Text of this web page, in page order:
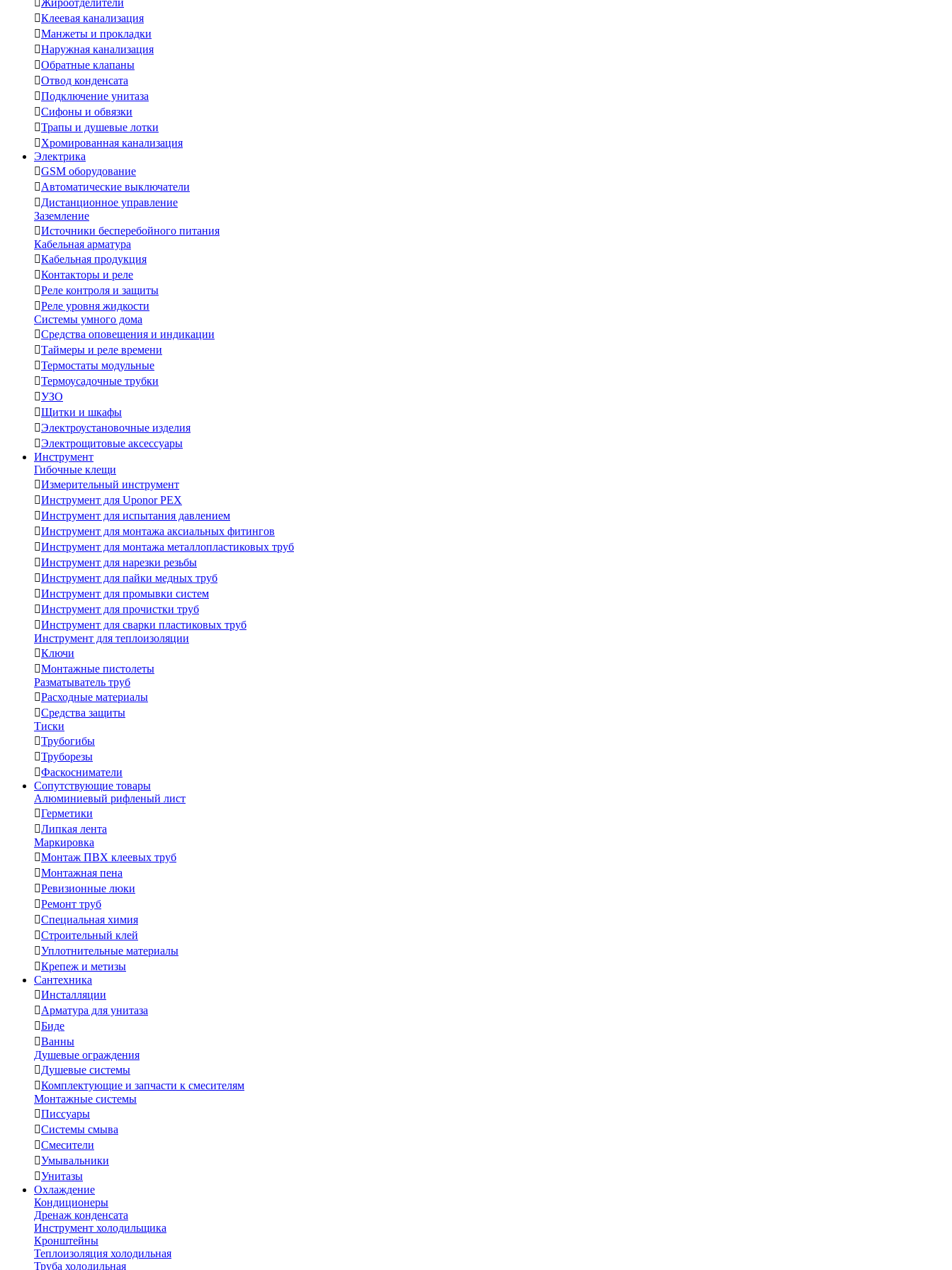
Жироотделители
Клеевая канализация
Манжеты и прокладки
Наружная канализация
Обратные клапаны
Отвод конденсата
Подключение унитаза
Сифоны и обвязки
Трапы и душевые лотки
Хромированная канализация
Электрика
GSM оборудование
Автоматические выключатели
Дистанционное управление
Заземление
Источники бесперебойного питания
Кабельная арматура
Кабельная продукция
Контакторы и реле
Реле контроля и защиты
Реле уровня жидкости
Системы умного дома
Средства оповещения и индикации
Таймеры и реле времени
Термостаты модульные
Термоусадочные трубки
УЗО
Щитки и шкафы
Электроустановочные изделия
Электрощитовые аксессуары
Инструмент
Гибочные клещи
Измерительный инструмент
Инструмент для Uponor PEX
Инструмент для испытания давлением
Инструмент для монтажа аксиальных фитингов
Инструмент для монтажа металлопластиковых труб
Инструмент для нарезки резьбы
Инструмент для пайки медных труб
Инструмент для промывки систем
Инструмент для прочистки труб
Инструмент для сварки пластиковых труб
Инструмент для теплоизоляции
Ключи
Монтажные пистолеты
Разматыватель труб
Расходные материалы
Средства защиты
Тиски
Трубогибы
Труборезы
Фаскосниматели
Сопутствующие товары
Алюминиевый рифленый лист
Герметики
Липкая лента
Маркировка
Монтаж ПВХ клеевых труб
Монтажная пена
Ревизионные люки
Ремонт труб
Специальная химия
Строительный клей
Уплотнительные материалы
Крепеж и метизы
Сантехника
Инсталляции
Арматура для унитаза
Биде
Ванны
Душевые ограждения
Душевые системы
Комплектующие и запчасти к смесителям
Монтажные системы
Писсуары
Системы смыва
Смесители
Умывальники
Унитазы
Охлаждение
Кондиционеры
Дренаж конденсата
Инструмент холодильщика
Кронштейны
Теплоизоляция холодильная
Труба холодильная